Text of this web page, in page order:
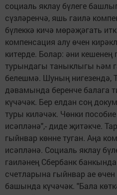
социаль яклау бүлеге
сүзләренчә, яшь гаилә
бүлеккә кичә мөрәҗәгать
компенсация алу өчен
китерде. Болар: әни
турындагы таныклыгы һәм
белешмә. Шуның нигезендә,
дәвамында беренче балага
күчәчәк. Бер елдан соң
туры киләчәк. Чөнки
исәпләнә",- диде җитәкче.
гыйнвар көнне туган. Аңа
исәпләнә. Социаль яклау
гаиләнең Сбербанк
счетларына гыйнвар ае
башында күчәчәк. "Бала